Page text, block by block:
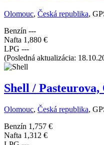
Olomouc, Česká republika,
Benzín ---
Nafta 1,880 €
LPG ---
(Posledná aktualizácia:
Shell /
Olomouc, Česká republika,
Benzín 1,757 €
Nafta 1,312 €